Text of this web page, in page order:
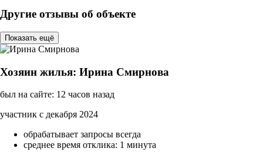
Другие отзывы об объекте
Показать ещё
Хозяин жилья: Ирина Смирнова
был на сайте: 12 часов назад
участник с декабря 2024
обрабатывает запросы всегда
среднее время отклика: 1 минута